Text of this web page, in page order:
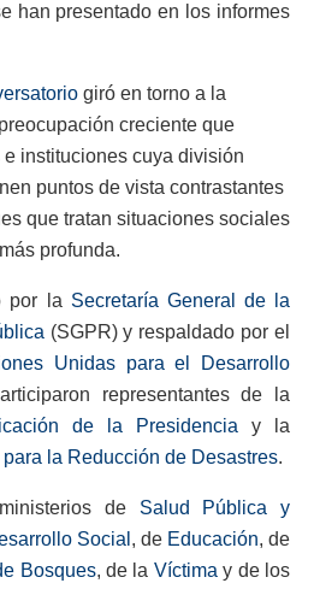
han presentado en los informes
giró en torno a la
creciente que
instituciones cuya división
puntos de vista contrastantes
que tratan situaciones sociales
profunda.
por la Secretaría General de la
(SGPR) y respaldado por el
Unidas para el Desarrollo
representantes de la
de la Presidencia y la
la Reducción de Desastres.
de Salud Pública y
Social , de Educación, de
Bosques, de la Víctima y de los